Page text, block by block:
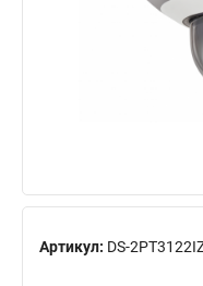
Артикул: DS-